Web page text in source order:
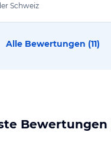
Schweiz
Alle Bewertungen (11)
Bewertungen